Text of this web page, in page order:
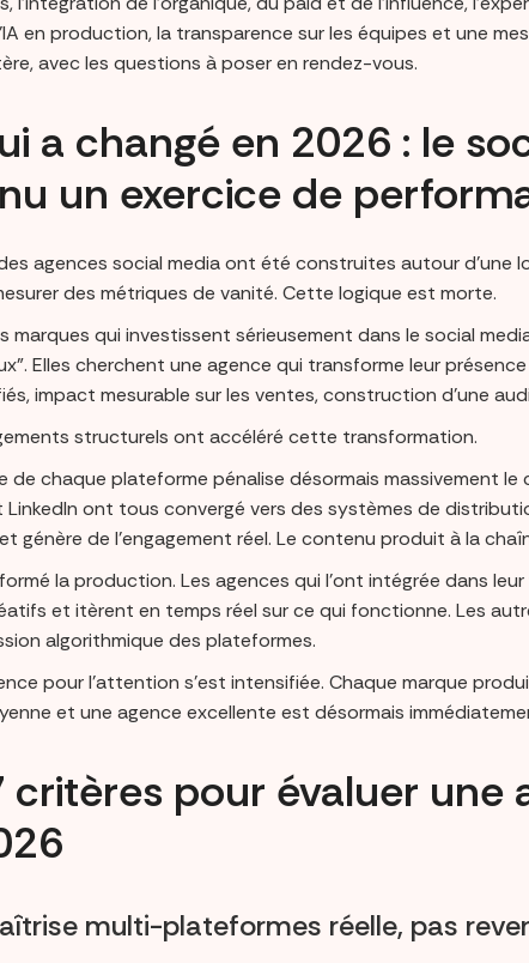
en production, la transparence sur les équipes et une
avec les questions à poser en rendez-vous.
a changé en 2026 : le
un exercice de
agences social media ont été construites autour d’une
des métriques de vanité. Cette logique est morte.
marques qui investissent sérieusement dans le social
Elles cherchent une agence qui transforme leur
impact mesurable sur les ventes, construction d’une
structurels ont accéléré cette transformation.
de chaque plateforme pénalise désormais massivement le
LinkedIn ont tous convergé vers des systèmes de
génère de l’engagement réel. Le contenu produit à la
la production. Les agences qui l’ont intégrée dans
et itèrent en temps réel sur ce qui fonctionne. Les
algorithmique des plateformes.
pour l’attention s’est intensifiée. Chaque marque
et une agence excellente est désormais
critères pour évaluer une
multi-plateformes réelle, pas